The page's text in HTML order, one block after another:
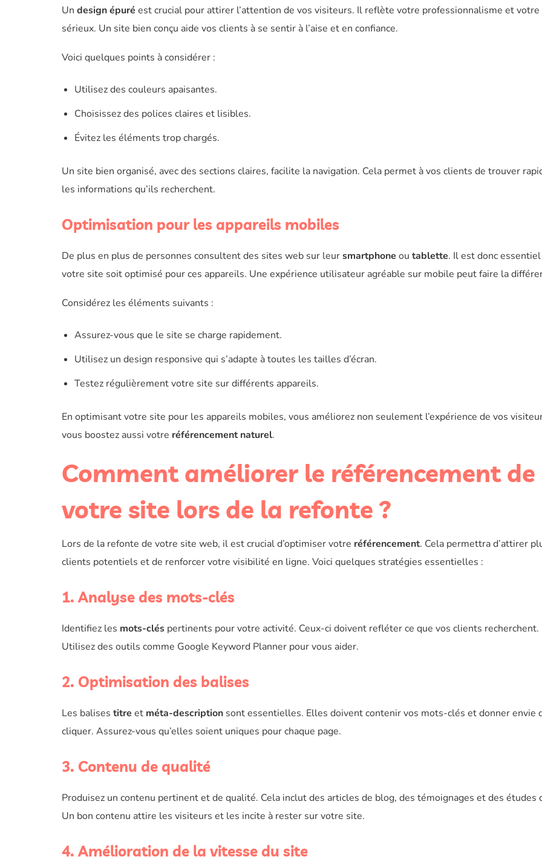
Un design épuré est crucial pour attirer l’attention de vos visiteurs. Il reflète votre professionnalisme et votre
sérieux. Un site bien conçu aide vos clients à se sentir à l’aise et en confiance.
Voici quelques points à considérer :
Utilisez des couleurs apaisantes.
Choisissez des polices claires et lisibles.
Évitez les éléments trop chargés.
Un site bien organisé, avec des sections claires, facilite la navigation. Cela permet à vos clients de trouver
les informations qu’ils recherchent.
Optimisation pour les appareils mobiles
De plus en plus de personnes consultent des sites web sur leursmartphone ou tablette. Il est donc
votre site soit optimisé pour ces appareils. Une expérience utilisateur agréable sur mobile peut faire la
Considérez les éléments suivants :
Assurez-vous que le site se charge rapidement.
Utilisez un design responsive qui s’adapte à toutes les tailles d’écran.
Testez régulièrement votre site sur différents appareils.
En optimisant votre site pour les appareils mobiles, vous améliorez non seulement l’expérience de vos
vous boostez aussi votre référencement naturel.
Comment améliorer le référencement de
votre site lors de la refonte ?
Lors de la refonte de votre site web, il est crucial d’optimiser votre référencement. Cela permettra d’attirer
clients potentiels et de renforcer votre visibilité en ligne. Voici quelques stratégies essentielles :
1. Analyse des mots-clés
Identifiez les mots-clés pertinents pour votre activité. Ceux-ci doivent refléter ce que vos clients recherchent.
Utilisez des outils comme Google Keyword Planner pour vous aider.
2. Optimisation des balises
Les balises titre et méta-description sont essentielles. Elles doivent contenir vos mots-clés et donner envie
cliquer. Assurez-vous qu’elles soient uniques pour chaque page.
3. Contenu de qualité
Produisez un contenu pertinent et de qualité. Cela inclut des articles de blog, des témoignages et des études
Un bon contenu attire les visiteurs et les incite à rester sur votre site.
4. Amélioration de la vitesse du site